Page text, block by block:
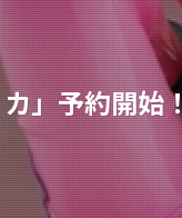
」予約開始